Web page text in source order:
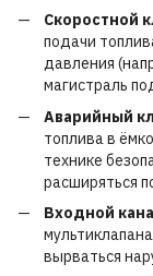
Скоростной
подачи
давления
магистраль
Аварийный
топлива в
технике
расширяться
Входной
вырваться